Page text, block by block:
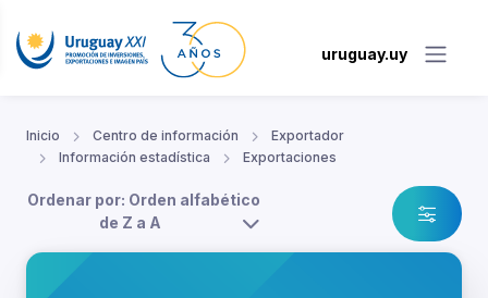
uruguay.uy
Inicio Centro de información
Exportador
Información estadística
Exportaciones
Ordenar por: Orden alfabético
de Z a A